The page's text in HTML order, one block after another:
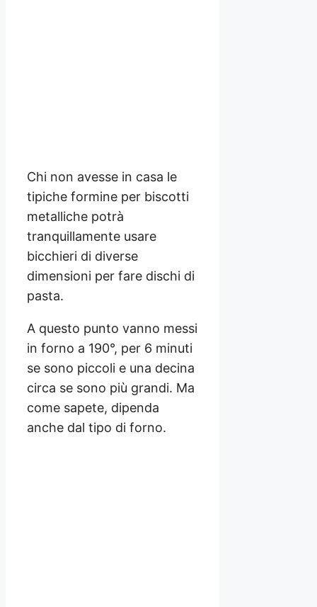
Chi non avesse in casa le
tipiche formine per biscotti
metalliche potrà
tranquillamente usare
bicchieri di diverse
dimensioni per fare dischi di
pasta.
A questo punto vanno messi
in forno a 190°, per 6 minuti
se sono piccoli e una decina
circa se sono più grandi. Ma
come sapete, dipenda
anche dal tipo di forno.